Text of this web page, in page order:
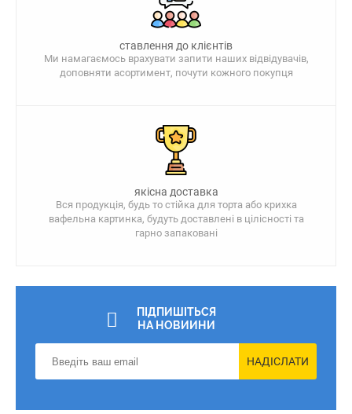
ставлення до клієнтів
Ми намагаємось врахувати запити наших відвідувачів,
доповняти асортимент, почути кожного покупця
якісна доставка
Вся продукція, будь то стійка для торта або крихка
вафельна картинка, будуть доставлені в цілісності та
гарно запаковані
ПІДПИШІТЬСЯ
НА НОВИИНИ
НАДІСЛАТИ